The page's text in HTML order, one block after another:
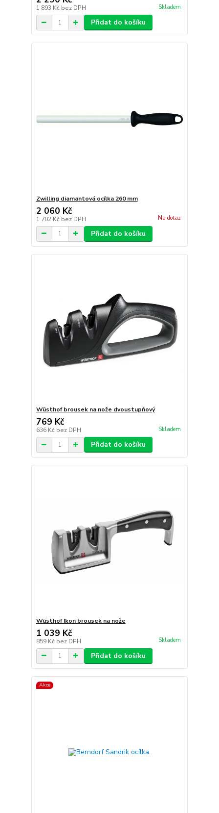
1 893 Kč bez DPH Skladem
Přidat do košíku
Zwilling diamantová ocílka 260 mm
2 060 Kč
1 702 Kč bez DPH Na dotaz
Přidat do košíku
Wüsthof brousek na nože dvoustupňový
769 Kč
636 Kč bez DPH Skladem
Přidat do košíku
Wüsthof Ikon brousek na nože
1 039 Kč
859 Kč bez DPH Skladem
Přidat do košíku
Akce